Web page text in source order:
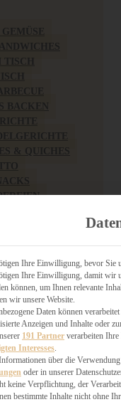
CHUTNEYS
Ihre Einwilligung, bevor Sie
Ihre Einwilligung, damit wir
können, um Ihnen relevante
wir unsere Website.
Daten können
Anzeigen und Inhalte oder
191 Partner verarbeiten
Interesses
über die
oder in unserer
keine Verpflichtung, der
bestimmte Inhalte nicht ohne